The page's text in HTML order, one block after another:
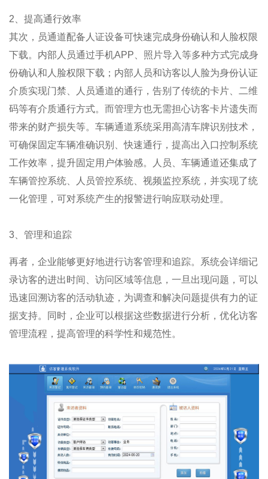
2、提高通行效率
其次，员通道配备人证设备可快速完成身份确认和人脸权限
下载。内部人员通过手机APP、照片导入等多种方式完成身
份确认和人脸权限下载；内部人员和访客以人脸为身份认证
介质实现门禁、人员通道的通行，告别了传统的卡片、二维
码等有介质通行方式。而管理方也无需担心访客卡片遗失而
带来的财产损失等。车辆通道系统采用高清车牌识别技术，
可确保固定车辆准确识别、快速通行，提高出入口控制系统
工作效率，提升固定用户体验感。人员、车辆通道还集成了
车辆管控系统、人员管控系统、视频监控系统，并实现了统
一化管理，可对系统产生的报警进行响应联动处理。
3、管理和追踪
再者，企业能够更好地进行访客管理和追踪。系统会详细记
录访客的进出时间、访问区域等信息，一旦出现问题，可以
迅速回溯访客的活动轨迹，为调查和解决问题提供有力的证
据支持。同时，企业可以根据这些数据进行分析，优化访客
管理流程，提高管理的科学性和规范性。